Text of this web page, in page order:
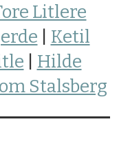
Litlere
Ketil
Hilde
Stalsberg